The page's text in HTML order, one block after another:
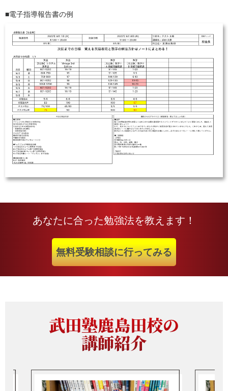
電子指導報告書の例
あなたに合った勉強法を教えます！
無料受験相談に行ってみる
武田塾鹿島田校の
講師紹介